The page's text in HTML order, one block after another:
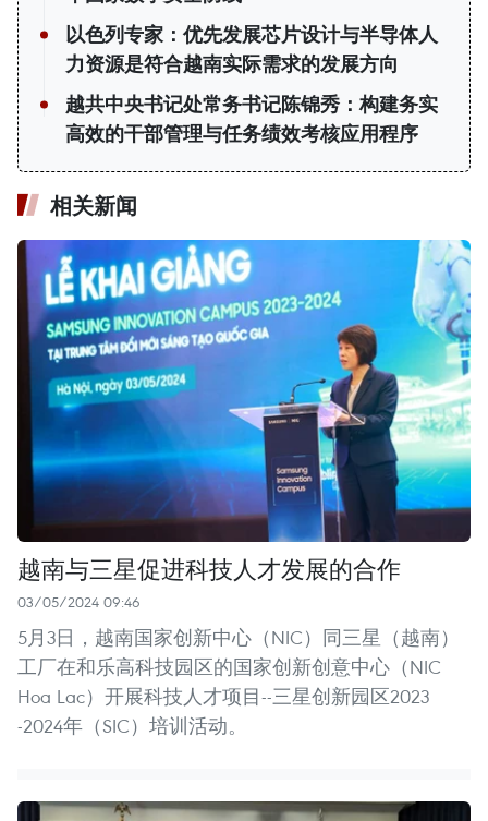
以色列专家：优先发展芯片设计与半导体人
力资源是符合越南实际需求的发展方向
越共中央书记处常务书记陈锦秀：构建务实
高效的干部管理与任务绩效考核应用程序
相关新闻
越南与三星促进科技人才发展的合作
03/05/2024 09:46
5月3日，越南国家创新中心（NIC）同三星（越南）
工厂在和乐高科技园区的国家创新创意中心（NIC
Hoa Lac）开展科技人才项目--三星创新园区2023
-2024年（SIC）培训活动。